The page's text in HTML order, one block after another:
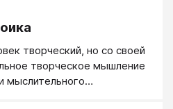
творческий, но со своей
творческое мышление
мыслительного